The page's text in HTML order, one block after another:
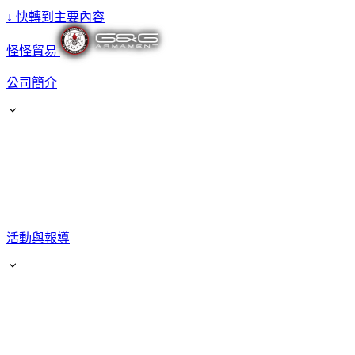
↓ 快轉到主要內容
怪怪貿易
公司簡介
活動與報導